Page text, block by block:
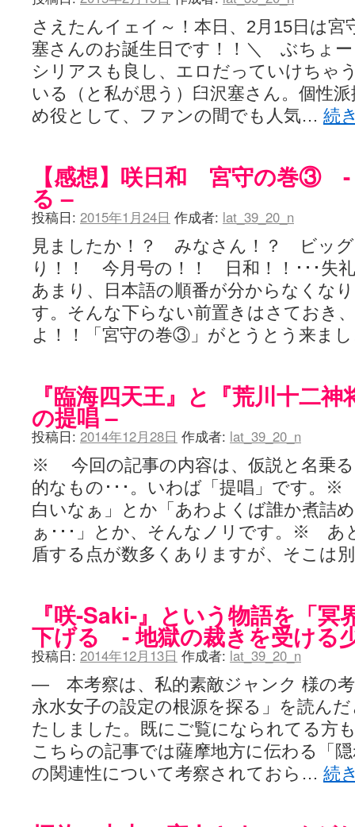
さえたんイェイ～！本日、2月15日は宮
塞さんのお誕生日です！！＼ ぶちょ
シリアスも良し、エロだっていけちゃ
いる（と私が思う）臼沢塞さん。個性
め役として、ファンの間でも人気… 続
【感想】咲日和 宮守の巻③ -
る –
投稿日: 2015年1月24日 作成者: lat_39_20_n
見ましたか！？ みなさん！？ ビッグ
り！！ 今月号の！！ 日和！！･･･失
あまり、日本語の順番が分からなくな
す。そんな下らない前置きはさておき
よ！！「宮守の巻③」がとうとう来ま
『臨海四天王』と『荒川十二
の提唱 –
投稿日: 2014年12月28日 作成者: lat_39_20_n
※ 今回の記事の内容は、仮説と名乗
的なもの･･･。いわば「提唱」です。
白いなぁ」とか「あわよくば誰か煮詰
ぁ･･･」とか、そんなノリです。※ あ
盾する点が数多くありますが、そこは
『咲-Saki-』という物語を「冥
下げる - 地獄の裁きを受ける
投稿日: 2014年12月13日 作成者: lat_39_20_n
― 本考察は、私的素敵ジャンク 様の
永水女子の設定の根源を探る」を読ん
たしました。既にご覧になられてる方
こちらの記事では薩摩地方に伝わる「
の関連性について考察されておら… 続